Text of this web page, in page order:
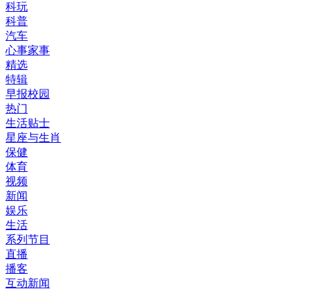
科玩
科普
汽车
心事家事
精选
特辑
早报校园
热门
生活贴士
星座与生肖
保健
体育
视频
新闻
娱乐
生活
系列节目
直播
播客
互动新闻